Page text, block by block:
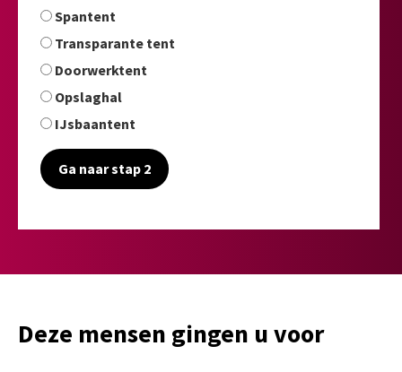
Spantent
Transparante tent
Doorwerktent
Opslaghal
IJsbaantent
Ga naar stap 2
Deze mensen gingen u voor